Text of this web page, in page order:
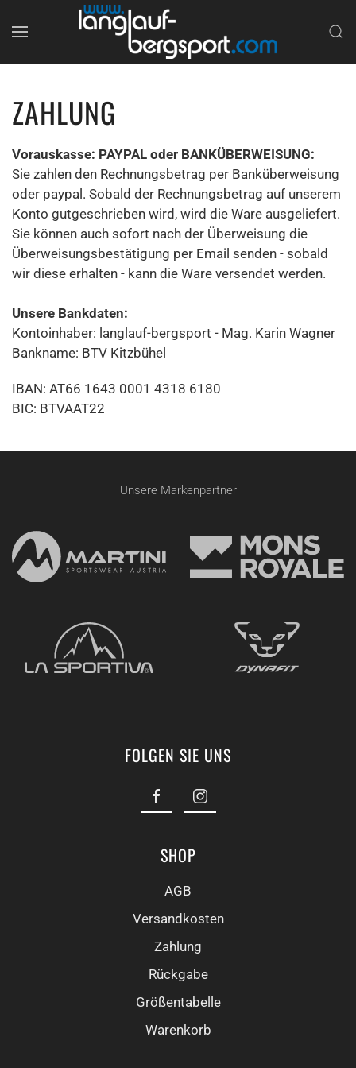
ZAHLUNG
Vorauskasse: PAYPAL oder BANKÜBERWEISUNG:
Sie zahlen den Rechnungsbetrag per Banküberweisung
oder paypal. Sobald der Rechnungsbetrag auf unserem
Konto gutgeschrieben wird, wird die Ware ausgeliefert.
Sie können auch sofort nach der Überweisung die
Überweisungsbestätigung per Email senden - sobald
wir diese erhalten - kann die Ware versendet werden.
Unsere Bankdaten:
Kontoinhaber: langlauf-bergsport - Mag. Karin Wagner
Bankname: BTV Kitzbühel
IBAN: AT66 1643 0001 4318 6180
BIC: BTVAAT22
Unsere Markenpartner
FOLGEN SIE UNS
SHOP
AGB
Versandkosten
Zahlung
Rückgabe
Größentabelle
Warenkorb